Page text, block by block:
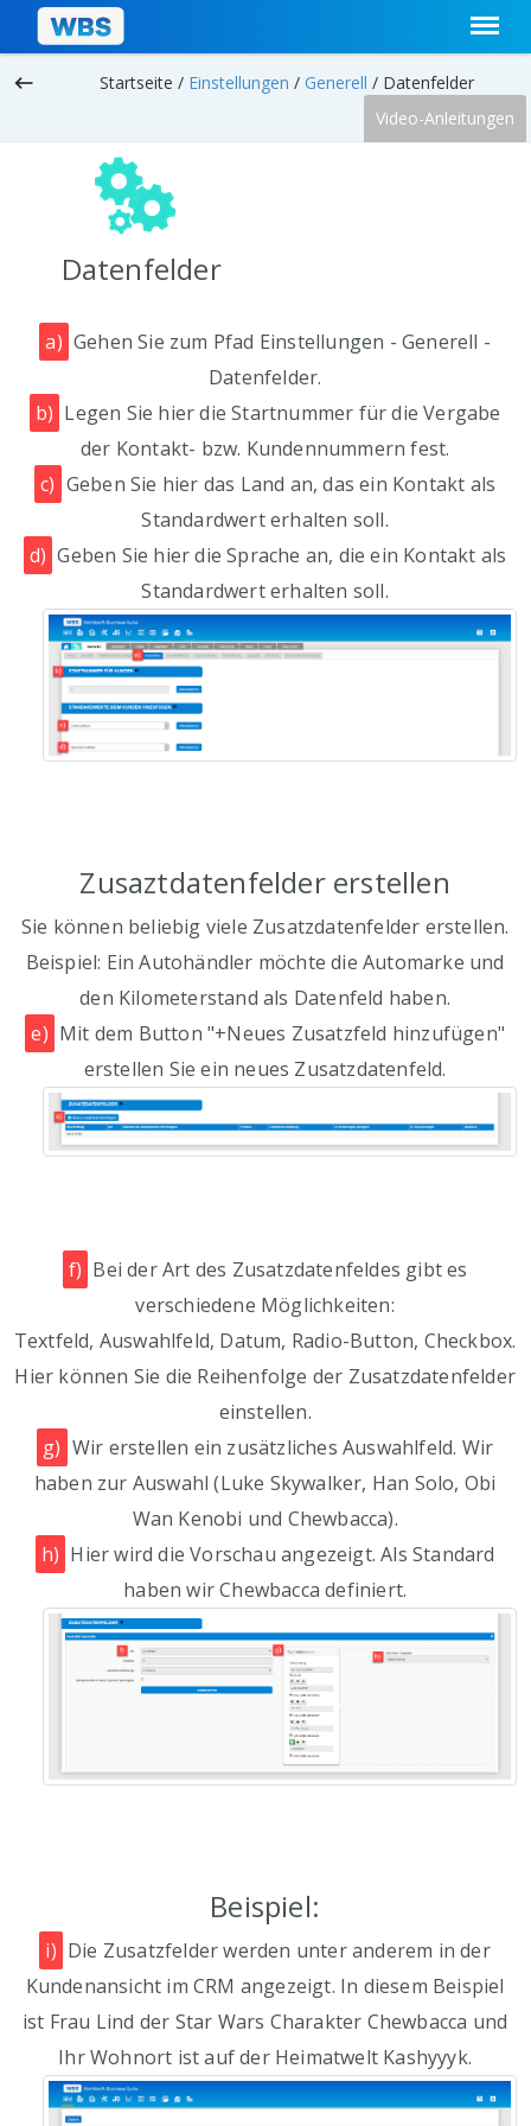
keyboard_backspace Startseite / Einstellungen / Generell / Datenfelder
Video-Anleitungen
Datenfelder
a) Gehen Sie zum Pfad Einstellungen - Generell -
Datenfelder.
b) Legen Sie hier die Startnummer für die Vergabe
der Kontakt- bzw. Kundennummern fest.
c) Geben Sie hier das Land an, das ein Kontakt als
Standardwert erhalten soll.
d) Geben Sie hier die Sprache an, die ein Kontakt als
Standardwert erhalten soll.
Zusaztdatenfelder erstellen
Sie können beliebig viele Zusatzdatenfelder erstellen.
Beispiel: Ein Autohändler möchte die Automarke und
den Kilometerstand als Datenfeld haben.
e) Mit dem Button "+Neues Zusatzfeld hinzufügen"
erstellen Sie ein neues Zusatzdatenfeld.
f) Bei der Art des Zusatzdatenfeldes gibt es
verschiedene Möglichkeiten:
Textfeld, Auswahlfeld, Datum, Radio-Button, Checkbox.
Hier können Sie die Reihenfolge der Zusatzdatenfelder
einstellen.
g) Wir erstellen ein zusätzliches Auswahlfeld. Wir
haben zur Auswahl (Luke Skywalker, Han Solo, Obi
Wan Kenobi und Chewbacca).
h) Hier wird die Vorschau angezeigt. Als Standard
haben wir Chewbacca definiert.
Beispiel:
i) Die Zusatzfelder werden unter anderem in der
Kundenansicht im CRM angezeigt. In diesem Beispiel
ist Frau Lind der Star Wars Charakter Chewbacca und
Ihr Wohnort ist auf der Heimatwelt Kashyyyk.